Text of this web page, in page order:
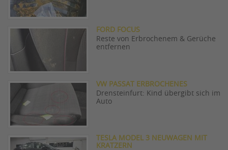
FORD FOCUS
Reste von Erbrochenem & Gerüche
entfernen
VW PASSAT ERBROCHENES
Drensteinfurt: Kind übergibt sich im
Auto
TESLA MODEL 3 NEUWAGEN MIT
KRATZERN